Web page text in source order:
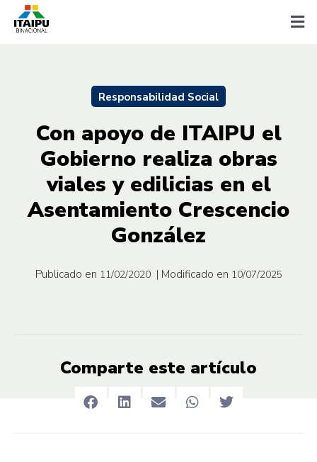
Responsabilidad Social
Con apoyo de ITAIPU el
Gobierno realiza obras
viales y edilicias en el
Asentamiento Crescencio
González
Publicado en 11/02/2020 | Modificado en 10/07/2025
Comparte este artículo